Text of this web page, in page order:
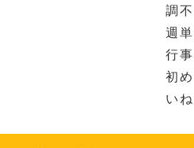
調
週
行
初
い